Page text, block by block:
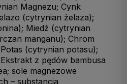
Magnezu; Cynk
(cytrynian żelaza);
Miedź (cytrynian
manganu); Chrom
(cytrynian potasu);
z pędów bambusa
sole magnezowe
– substancja